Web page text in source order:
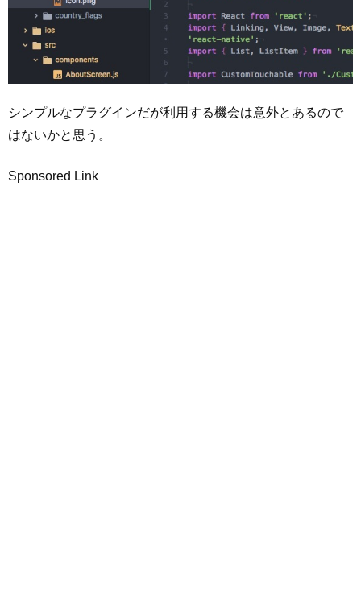
シンプルなプラグインだが利用する機会は意外とあるので
はないかと思う。
Sponsored Link